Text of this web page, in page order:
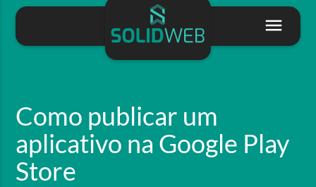
Como publicar um
aplicativo na Google Play
Store